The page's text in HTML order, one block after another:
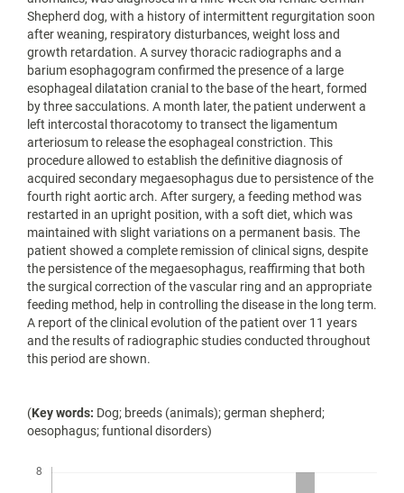
Shepherd dog, with a history of intermittent regurgitation soon
after weaning, respiratory disturbances, weight loss and
growth retardation. A survey thoracic radiographs and a
barium esophagogram confirmed the presence of a large
esophageal dilatation cranial to the base of the heart, formed
by three sacculations. A month later, the patient underwent a
left intercostal thoracotomy to transect the ligamentum
arteriosum to release the esophageal constriction. This
procedure allowed to establish the definitive diagnosis of
acquired secondary megaesophagus due to persistence of the
fourth right aortic arch. After surgery, a feeding method was
restarted in an upright position, with a soft diet, which was
maintained with slight variations on a permanent basis. The
patient showed a complete remission of clinical signs, despite
the persistence of the megaesophagus, reaffirming that both
the surgical correction of the vascular ring and an appropriate
feeding method, help in controlling the disease in the long term.
A report of the clinical evolution of the patient over 11 years
and the results of radiographic studies conducted throughout
this period are shown.
(Key words: Dog; breeds (animals); german shepherd;
oesophagus; funtional disorders)